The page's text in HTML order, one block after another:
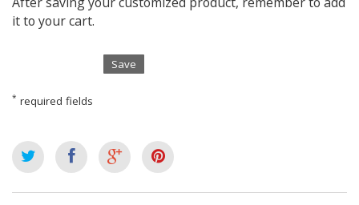
it to your cart.
Save
* required fields